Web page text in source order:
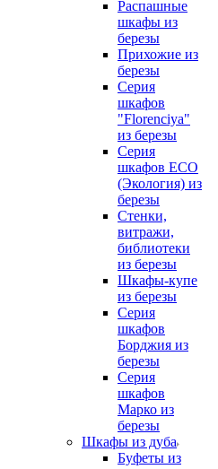
Распашные
шкафы из
березы
Прихожие из
березы
Серия
шкафов
"Florenciya"
из березы
Серия
шкафов ECO
(Экология) из
березы
Стенки,
витражи,
библиотеки
из березы
Шкафы-купе
из березы
Серия
шкафов
Борджия из
березы
Серия
шкафов
Марко из
березы
Шкафы из дуба
Буфеты из